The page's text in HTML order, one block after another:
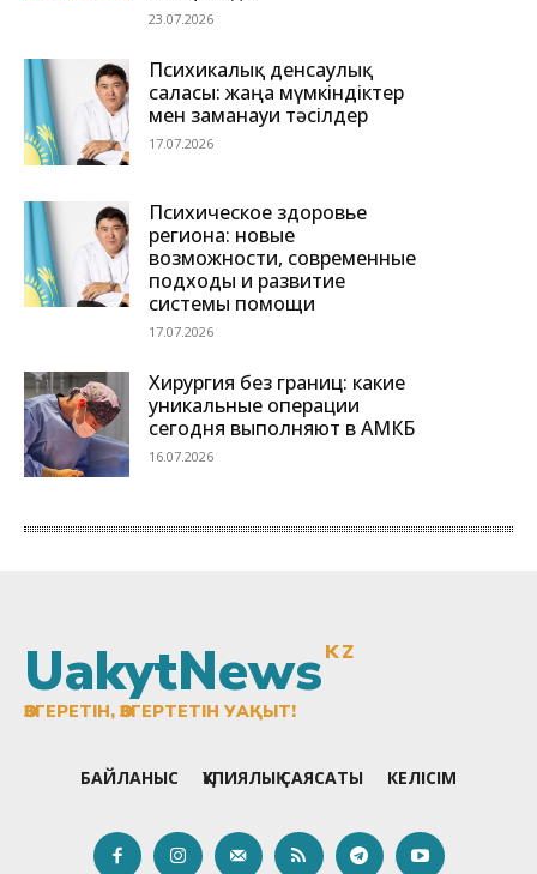
UakytNewsKZ
ӨЗГЕРЕТІН, ӨЗГЕРТЕТІН УАҚЫТ!
БАЙЛАНЫС ҚҰПИЯЛЫҚ САЯСАТЫ КЕЛІСІМ